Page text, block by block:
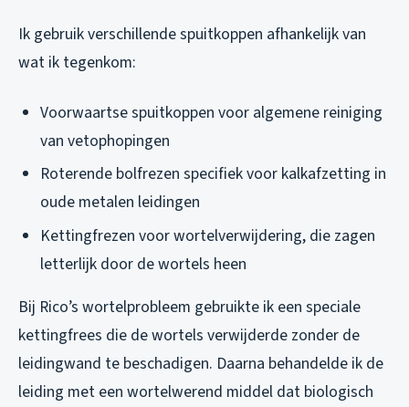
Ik gebruik verschillende spuitkoppen afhankelijk van
wat ik tegenkom:
Voorwaartse spuitkoppen voor algemene reiniging
van vetophopingen
Roterende bolfrezen specifiek voor kalkafzetting in
oude metalen leidingen
Kettingfrezen voor wortelverwijdering, die zagen
letterlijk door de wortels heen
Bij Rico’s wortelprobleem gebruikte ik een speciale
kettingfrees die de wortels verwijderde zonder de
leidingwand te beschadigen. Daarna behandelde ik de
leiding met een wortelwerend middel dat biologisch